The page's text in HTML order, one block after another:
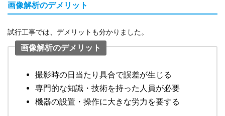
画像解析のデメリット
試行工事では、デメリットも分かりました。
画像解析のデメリット
撮影時の日当たり具合で誤差が生じる
専門的な知識・技術を持った人員が必要
機器の設置・操作に大きな労力を要する